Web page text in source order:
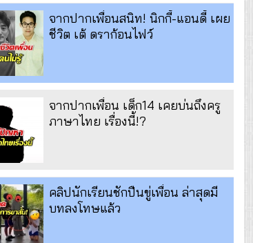
จากปากเพื่อนสนิท! นิกกี้-แอนดี้ เผย
ชีวิต เต้ ดราก้อนไฟว์
จากปากเพื่อน เด็ก14 เคยบ่นถึงครู
ภาษาไทย เรื่องนี้!?
คลิปนักเรียนชักปืนขู่เพื่อน ล่าสุดมี
บทลงโทษแล้ว